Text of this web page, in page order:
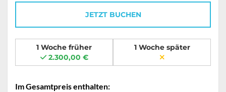
JETZT BUCHEN
1 Woche früher
2.300,00 €
1 Woche später
Im Gesamtpreis enthalten: